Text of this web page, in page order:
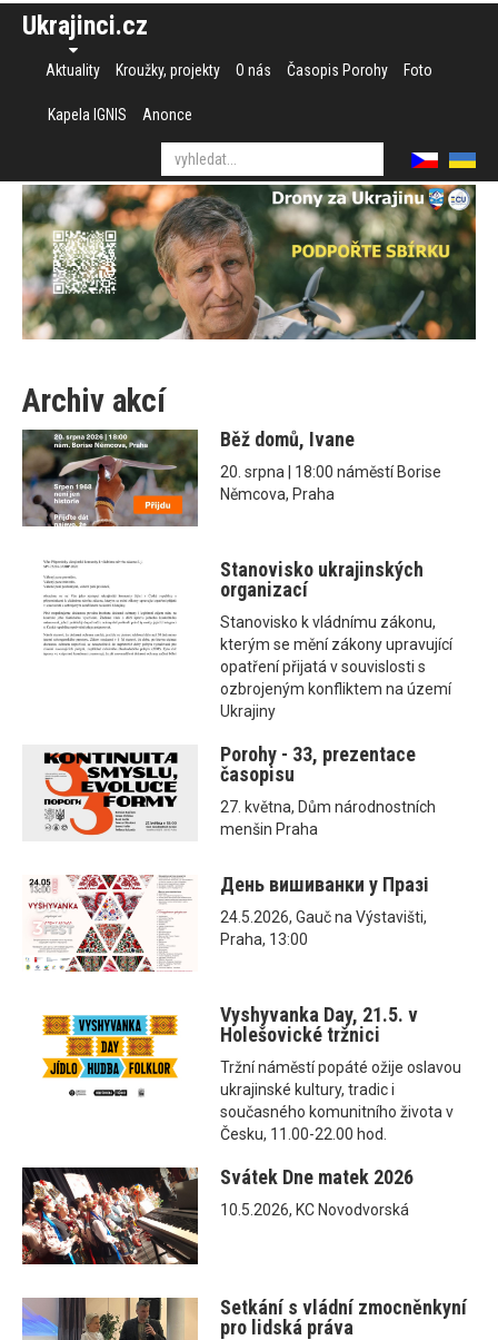
Ukrajinci.cz
Aktuality Kroužky, projekty O nás Časopis Porohy Foto
Kapela IGNIS Anonce
Archiv akcí
Běž domů, Ivane
20. srpna | 18:00 náměstí Borise
Němcova, Praha
Stanovisko ukrajinských
organizací
Stanovisko k vládnímu zákonu,
kterým se mění zákony upravující
opatření přijatá v souvislosti s
ozbrojeným konfliktem na území
Ukrajiny
Porohy - 33, prezentace
časopisu
27. května, Dům národnostních
menšin Praha
День вишиванки у Празі
24.5.2026, Gauč na Výstavišti,
Praha, 13:00
Vyshyvanka Day, 21.5. v
Holešovické tržnici
Tržní náměstí popáté ožije oslavou
ukrajinské kultury, tradic i
současného komunitního života v
Česku, 11.00-22.00 hod.
Svátek Dne matek 2026
10.5.2026, KC Novodvorská
Setkání s vládní zmocněnkyní
pro lidská práva